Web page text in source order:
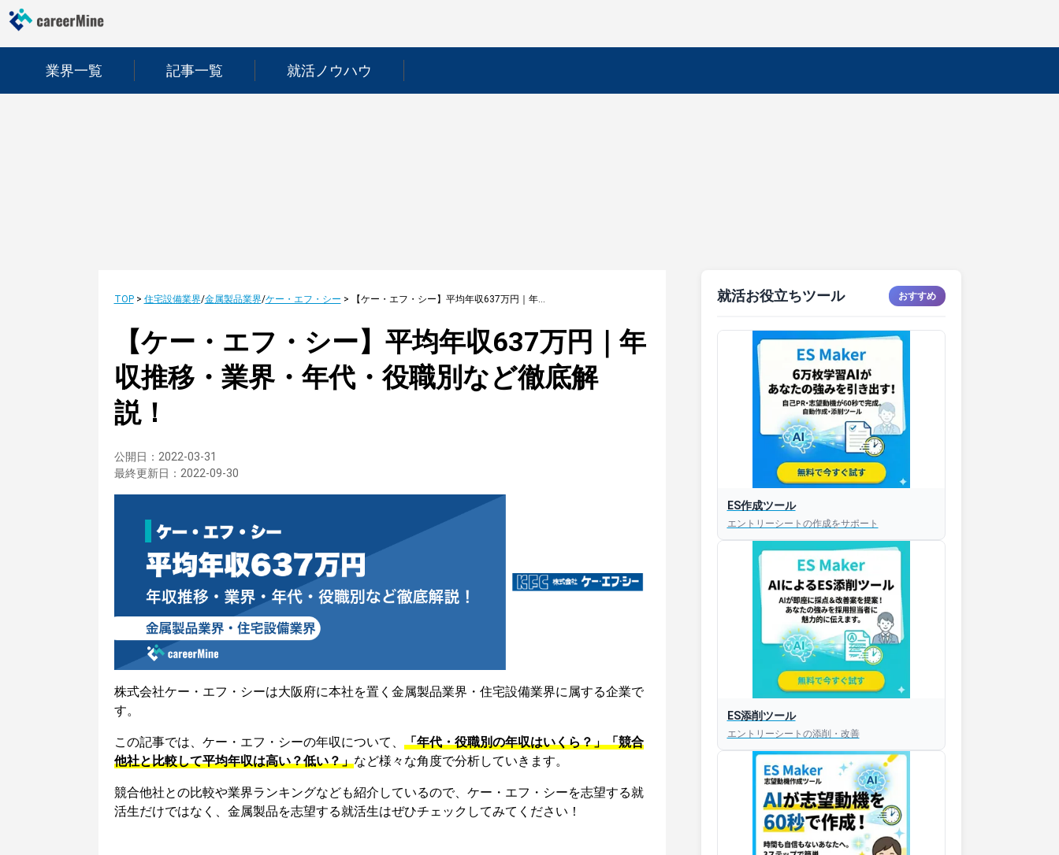
業界一覧 記事一覧 就活ノウハウ
TOP> 住宅設備業界/金属製品業界/ケー・エフ・シー > 【ケー・エフ・シー】平均年収637万円｜年収推移・業界・年代・役職別など徹底解説！
【ケー・エフ・シー】平均年収637万円｜年
収推移・業界・年代・役職別など徹底解
説！
公開日： 2022-03-31
最終更新日： 2022-09-30
株式会社ケー・エフ・シーは大阪府に本社を置く金属製品業界・住宅設備業界に属する企業で
す。
この記事では、ケー・エフ・シーの年収について、 「年代・役職別の年収はいくら？」「競合
他社と比較して平均年収は高い？低い？」など様々な角度で分析していきます。
競合他社との比較や業界ランキングなども紹介しているので、ケー・エフ・シーを志望する就
活生だけではなく、金属製品を志望する就活生はぜひチェックしてみてください！
就活お役立ちツール おすすめ
ES作成ツール
エントリーシートの作成をサポート
ES添削ツール
エントリーシートの添削・改善